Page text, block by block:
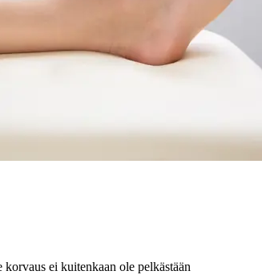
ei kuitenkaan ole pelkästään